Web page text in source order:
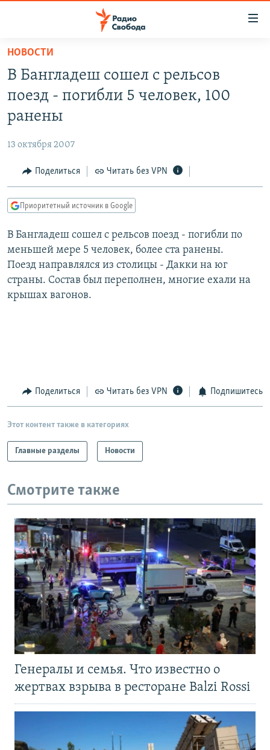
упрощенного
доступа
основному
Вернутся
Вернутся
поиску
МНЕНИЯ
КУЛЬТУРА
КАВКАЗ.РЕАЛИИ
СЕВЕР.РЕАЛИИ
СИБИРЬ.РЕАЛИИ
РАСПИСАНИЕ ВЕЩАНИЯ
ПОДПИШИТЕСЬ НА РАССЫЛКУ
НОВОСТИ
В Бангладеш сошел с рельсов
поезд - погибли 5 человек, 100
ранены
13 октября 2007
Поделиться Читать без VPN
Приоритетный источник в Google
В Бангладеш сошел с рельсов поезд - погибли по
меньшей мере 5 человек, более ста ранены.
Поезд направлялся из столицы - Дакки на юг
страны. Состав был переполнен, многие ехали на
крышах вагонов.
Поделиться Читать без VPN Подпишитесь
Этот контент также в категориях
Главные разделы Новости
Смотрите также
Генералы и семья. Что известно о
жертвах взрыва в ресторане Balzi Rossi